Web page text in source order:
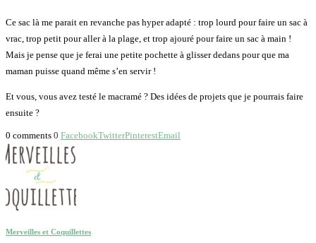
Ce sac là me parait en revanche pas hyper adapté : trop lourd pour faire un sac à
vrac, trop petit pour aller à la plage, et trop ajouré pour faire un sac à main !
Mais je pense que je ferai une petite pochette à glisser dedans pour que ma
maman puisse quand même s’en servir !
Et vous, vous avez testé le macramé ? Des idées de projets que je pourrais faire
ensuite ?
0 comments 0 FacebookTwitterPinterestEmail
Merveilles et Coquillettes